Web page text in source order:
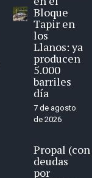
Bloque
Tapir en
los
Llanos: ya
producen
5.000
barriles
día
7 de agosto
de 2026
Propal (con
deudas
por